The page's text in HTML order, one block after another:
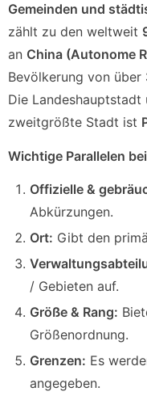
Gemeinden und
zählt zu den weltweit
an China (Autonome
Bevölkerung von über
Die
zweitgrößte Stadt ist
Wichtige Parallelen
Offizielle &
Abkürzungen.
Ort: Gibt den
/ Gebieten auf.
Größe & Rang:
Größenordnung.
Grenzen: Es
angegeben.